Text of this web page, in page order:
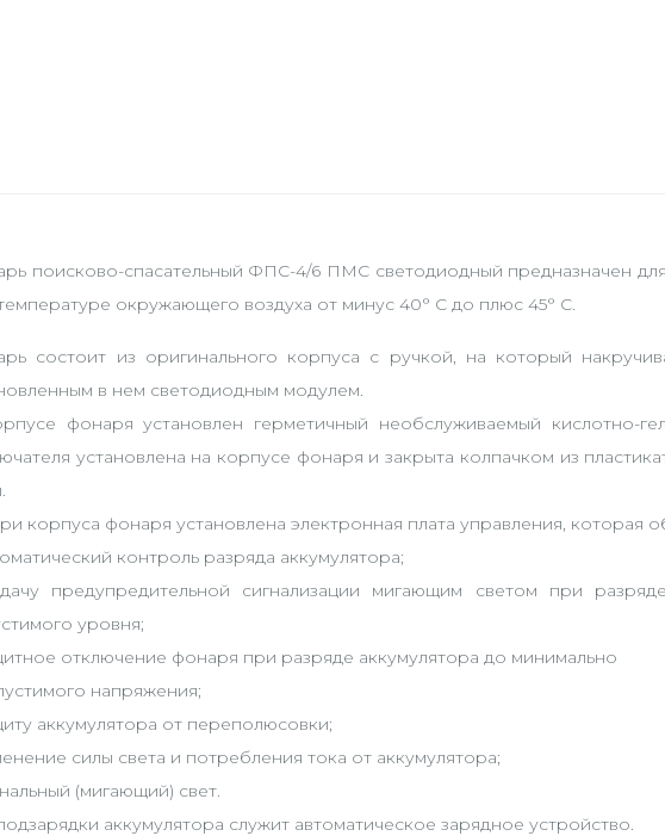
поисково-спасательный ФПС-4/6 ПМС светодиодный предназначен
окружающего воздуха от минус 40° С до плюс 45° С.
состоит из оригинального корпуса с ручкой, на который
в нем светодиодным модулем.
фонаря установлен герметичный необслуживаемый кислотно-
установлена на корпусе фонаря и закрыта колпачком из
корпуса фонаря установлена электронная плата управления, которая
контроль разряда аккумулятора;
предупредительной сигнализации мигающим светом при
уровня;
отключение фонаря при разряде аккумулятора до минимально
напряжения;
аккумулятора от переполюсовки;
силы света и потребления тока от аккумулятора;
(мигающий) свет.
аккумулятора служит автоматическое зарядное устройство.